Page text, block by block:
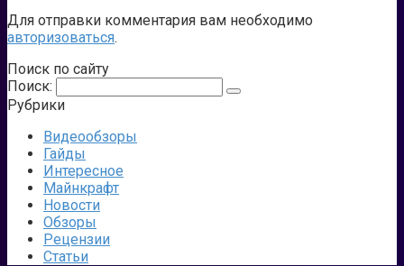
Для отправки комментария вам необходимо
авторизоваться.
Поиск по сайту
Поиск:
Рубрики
Видеообзоры
Гайды
Интересное
Майнкрафт
Новости
Обзоры
Рецензии
Статьи